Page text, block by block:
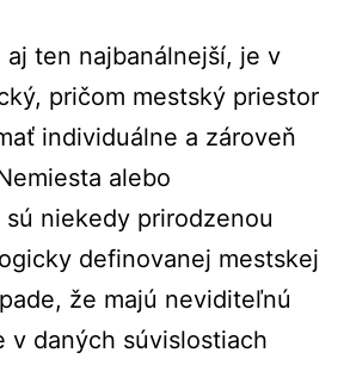
aj ten najbanálnejší, je v
pričom mestský priestor
individuálne a zároveň
alebo
niekedy prirodzenou
definovanej mestskej
že majú neviditeľnú
v daných súvislostiach